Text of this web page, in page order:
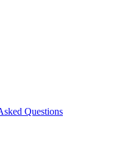
Questions